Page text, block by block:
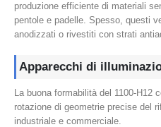
produzione efficiente di materiali
pentole e padelle. Spesso, questi
anodizzati o rivestiti con strati
Apparecchi di
La buona formabilità del 1100-H12
rotazione di geometrie precise del
industriale e commerciale.